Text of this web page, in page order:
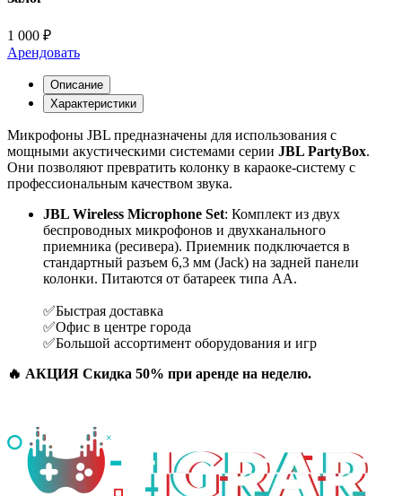
1 000 ₽
Арендовать
Описание
Характеристики
Микрофоны JBL предназначены для использования с
мощными акустическими системами серии JBL PartyBox.
Они позволяют превратить колонку в караоке-систему с
профессиональным качеством звука.
JBL Wireless Microphone Set: Комплект из двух
беспроводных микрофонов и двухканального
приемника (ресивера). Приемник подключается в
стандартный разъем 6,3 мм (Jack) на задней панели
колонки. Питаются от батареек типа AA.
✅Быстрая доставка
✅Офис в центре города
✅Большой ассортимент оборудования и игр
🔥 АКЦИЯ Скидка 50% при аренде на неделю.